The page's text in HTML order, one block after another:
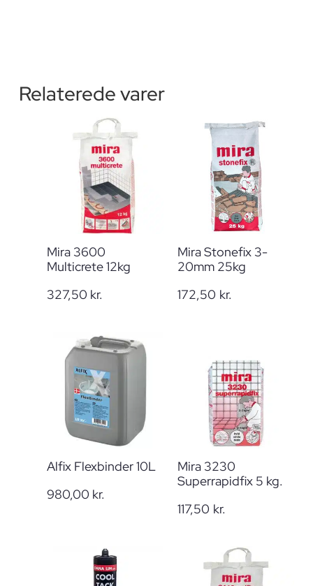
Relaterede varer
Mira 3600
Multicrete 12kg
327,50 kr.
Mira Stonefix 3-
20mm 25kg
172,50 kr.
Alfix Flexbinder 10L
980,00 kr.
Mira 3230
Superrapidfix 5 kg.
117,50 kr.